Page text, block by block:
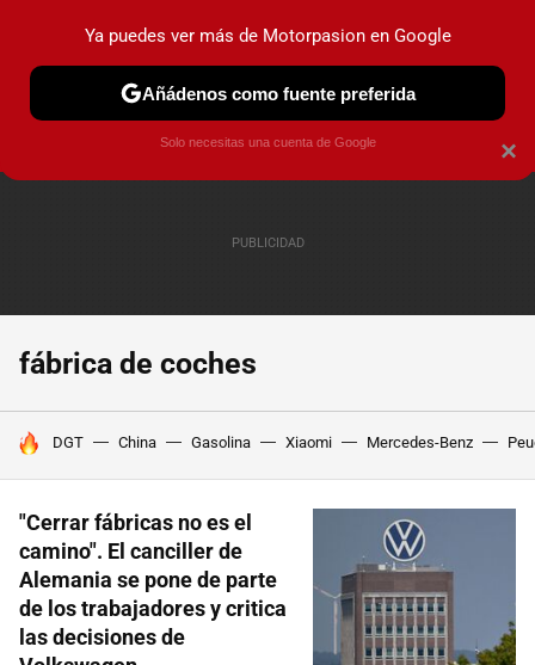
PRUEBAS COCHES ELÉCTRICOS OBSERVATORIO
fábrica de coches
HOY SE HABLA DE
DGT China Gasolina Xiaomi Mercedes-Benz
"Cerrar fábricas no es el
camino". El canciller de
Alemania se pone de parte
de los trabajadores y critica
las decisiones de
×
Ya puedes ver más de Motorpasion en Google
Añádenos como fuente preferida
Solo necesitas una cuenta de Google